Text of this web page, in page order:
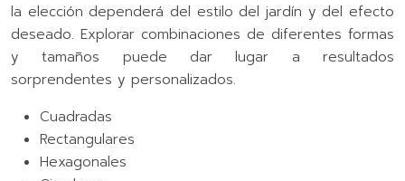
la elección dependerá del estilo del jardín y del efecto
deseado. Explorar combinaciones de diferentes formas
y tamaños puede dar lugar a resultados
sorprendentes y personalizados.
Cuadradas
Rectangulares
Hexagonales